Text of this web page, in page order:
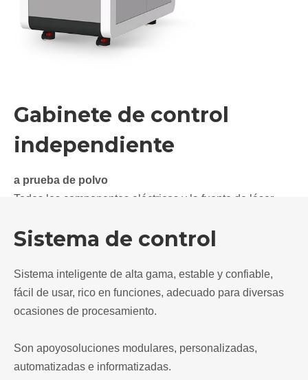
enfoque es de 100 mm / sy la precisión de repetición es
de 1 μ M. Placa de cubierta de espejo de protección de
patente a prueba de polvo de clase IP65, a prueba de